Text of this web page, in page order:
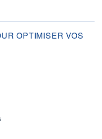
OPTIMISER VOS